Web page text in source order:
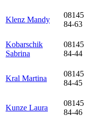
Klenz Mandy
08145
84-63
Kobarschik
Sabrina
08145
84-44
Kral Martina
08145
84-45
Kunze Laura
08145
84-46